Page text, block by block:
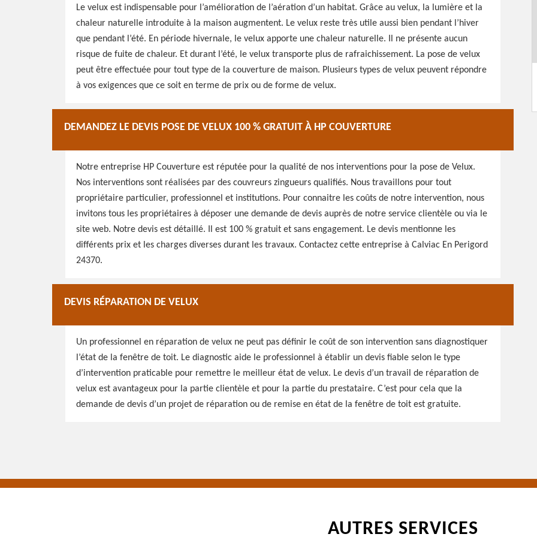
Le velux est indispensable pour l’amélioration de l’aération d’un habitat. Grâce au velux, la lumière et la
chaleur naturelle introduite à la maison augmentent. Le velux reste très utile aussi bien pendant l’hiver
que pendant l’été. En période hivernale, le velux apporte une chaleur naturelle. Il ne présente aucun
risque de fuite de chaleur. Et durant l’été, le velux transporte plus de rafraichissement. La pose de velux
peut être effectuée pour tout type de la couverture de maison. Plusieurs types de velux peuvent répondre
à vos exigences que ce soit en terme de prix ou de forme de velux.
DEMANDEZ LE DEVIS POSE DE VELUX 100 % GRATUIT À HP COUVERTURE
Notre entreprise HP Couverture est réputée pour la qualité de nos interventions pour la pose de Velux.
Nos interventions sont réalisées par des couvreurs zingueurs qualifiés. Nous travaillons pour tout
propriétaire particulier, professionnel et institutions. Pour connaitre les coûts de notre intervention, nous
invitons tous les propriétaires à déposer une demande de devis auprès de notre service clientèle ou via le
site web. Notre devis est détaillé. Il est 100 % gratuit et sans engagement. Le devis mentionne les
différents prix et les charges diverses durant les travaux. Contactez cette entreprise à Calviac En Perigord
24370.
DEVIS RÉPARATION DE VELUX
Un professionnel en réparation de velux ne peut pas définir le coût de son intervention sans diagnostiquer
l’état de la fenêtre de toit. Le diagnostic aide le professionnel à établir un devis fiable selon le type
d’intervention praticable pour remettre le meilleur état de velux. Le devis d’un travail de réparation de
velux est avantageux pour la partie clientèle et pour la partie du prestataire. C’est pour cela que la
demande de devis d’un projet de réparation ou de remise en état de la fenêtre de toit est gratuite.
AUTRES SERVICES